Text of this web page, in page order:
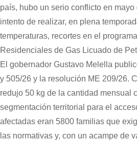
país, hubo un serio conflicto en mayo
intento de realizar, en plena
temperaturas, recortes en el
Residenciales de Gas Licuado de
El gobernador Gustavo Melella
y 505/26 y la resolución ME 209/26.
redujo 50 kg de la cantidad mensual
segmentación territorial para el
afectadas eran 5800 familias que
las normativas y, con un acampe de